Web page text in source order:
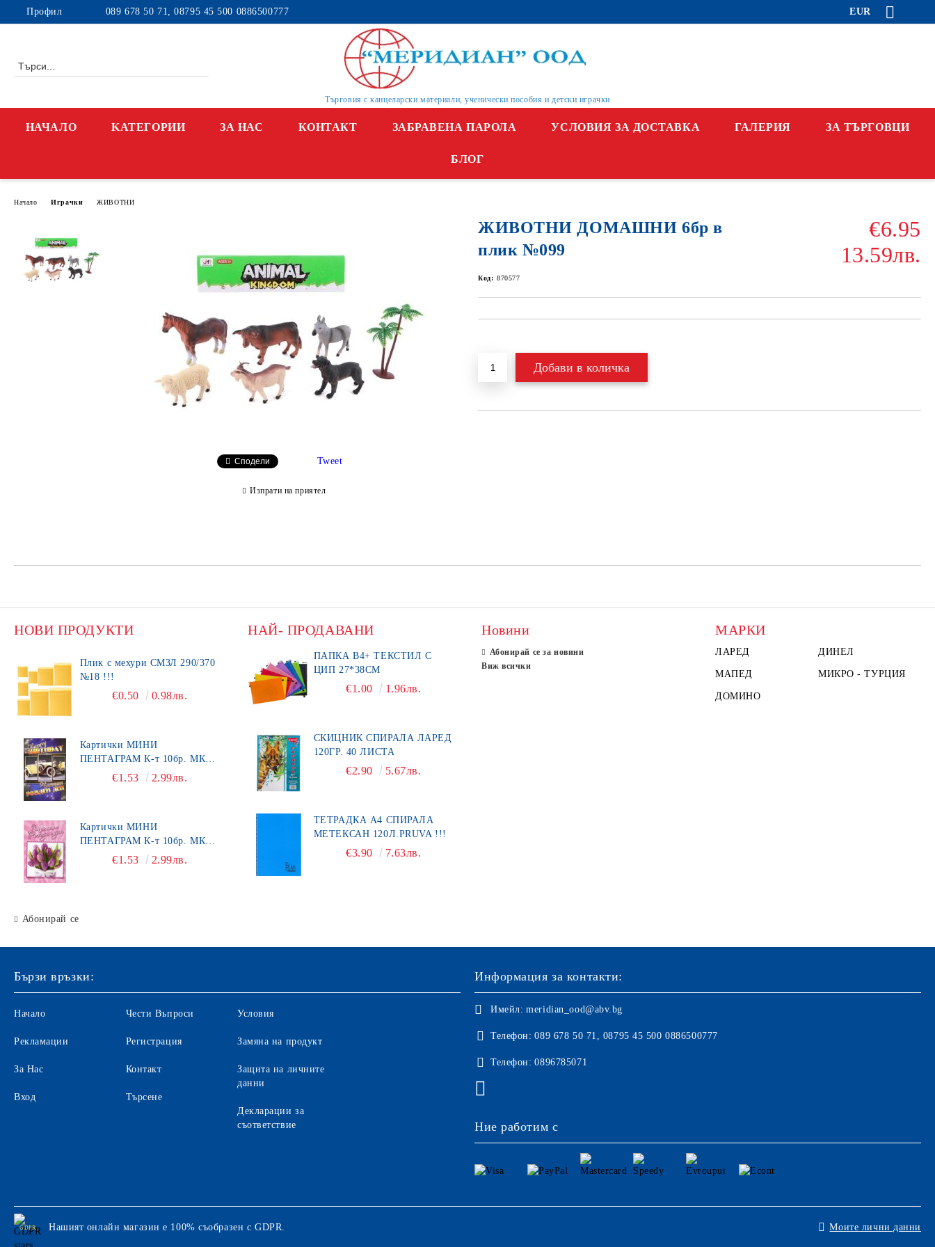
Профил 089 678 50 71, 08795 45 500 0886500777 EUR
Търговия с канцеларски материали, ученически пособия и детски играчки
НАЧАЛО KАТЕГОРИИ ЗА НАС КОНТАКТ ЗАБРАВЕНА ПАРОЛА УСЛОВИЯ ЗА ДОСТАВКА ГАЛЕРИЯ ЗА ТЪРГОВЦИ
БЛОГ
Начало Играчки ЖИВОТНИ
ЖИВОТНИ ДОМАШНИ 6бр в
плик №099
€6.95
13.59лв.
Код: 870577
Сподели Tweet
Изпрати на приятел
НОВИ ПРОДУКТИ
Плик с мехури СМЗЛ 290/370
№18 !!!
€0.50 0.98лв.
Картички МИНИ
ПЕНТАГРАМ К-т 10бр. МК
€1.53 2.99лв.
Картички МИНИ
ПЕНТАГРАМ К-т 10бр. МК
€1.53 2.99лв.
Абонирай се
НАЙ- ПРОДАВАНИ
ПАПКА В4+ ТЕКСТИЛ С
ЦИП 27*38СМ
€1.00 1.96лв.
СКИЦНИК СПИРАЛА ЛАРЕД
120ГР. 40 ЛИСТА
€2.90 5.67лв.
ТЕТРАДКА А4 СПИРАЛА
МЕТЕКСАН 120Л.PRUVA !!!
€3.90 7.63лв.
Новини
Абонирай се за новини
Виж всички
МАРКИ
ЛАРЕД ДИНЕЛ
МАПЕД МИКРО - ТУРЦИЯ
ДОМИНО
Бързи връзки:
Начало
Рекламации
За Нас
Вход
Чести Въпроси
Регистрация
Контакт
Търсене
Условия
Замяна на продукт
Защита на личните
данни
Декларации за
съответствие
Информация за контакти:
Имейл: meridian_ood@abv.bg
Телефон: 089 678 50 71, 08795 45 500 0886500777
Телефон: 0896785071
Ние работим с
GDPR Нашият онлайн магазин е 100% съобразен с GDPR. Моите лични данни